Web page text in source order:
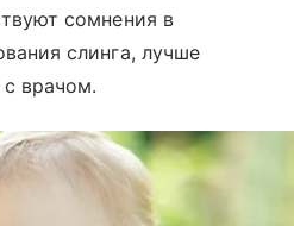
сомнения в
слинга, лучше
с врачом.